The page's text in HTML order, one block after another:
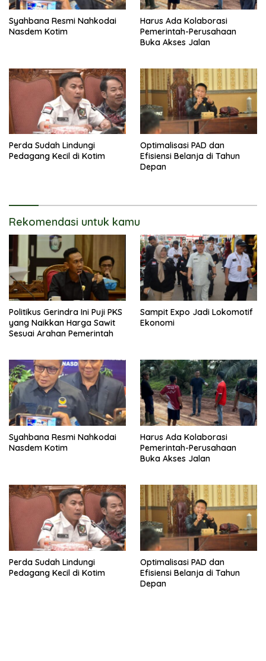
Syahbana Resmi Nahkodai
Nasdem Kotim
Harus Ada Kolaborasi
Pemerintah-Perusahaan
Buka Akses Jalan
Perda Sudah Lindungi
Pedagang Kecil di Kotim
Optimalisasi PAD dan
Efisiensi Belanja di Tahun
Depan
Rekomendasi untuk kamu
Politikus Gerindra Ini Puji PKS
yang Naikkan Harga Sawit
Sesuai Arahan Pemerintah
Sampit Expo Jadi Lokomotif
Ekonomi
Syahbana Resmi Nahkodai
Nasdem Kotim
Harus Ada Kolaborasi
Pemerintah-Perusahaan
Buka Akses Jalan
Perda Sudah Lindungi
Pedagang Kecil di Kotim
Optimalisasi PAD dan
Efisiensi Belanja di Tahun
Depan